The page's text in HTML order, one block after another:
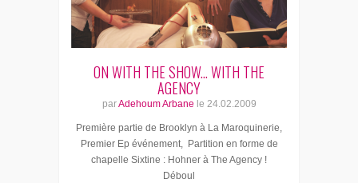
ON WITH THE SHOW... WITH THE
AGENCY
parAdehoum Arbane le 24.02.2009
Première partie de Brooklyn à La Maroquinerie,
Premier Ep événement, Partition en forme de
chapelle Sixtine : Hohner à The Agency !
Déboul